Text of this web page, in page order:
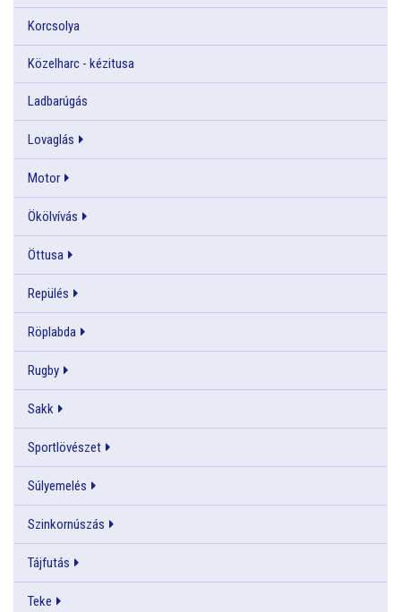
Korcsolya
Közelharc - kézitusa
Ladbarúgás
Lovaglás
Motor
Ökölvívás
Öttusa
Repülés
Röplabda
Rugby
Sakk
Sportlövészet
Súlyemelés
Szinkornúszás
Tájfutás
Teke